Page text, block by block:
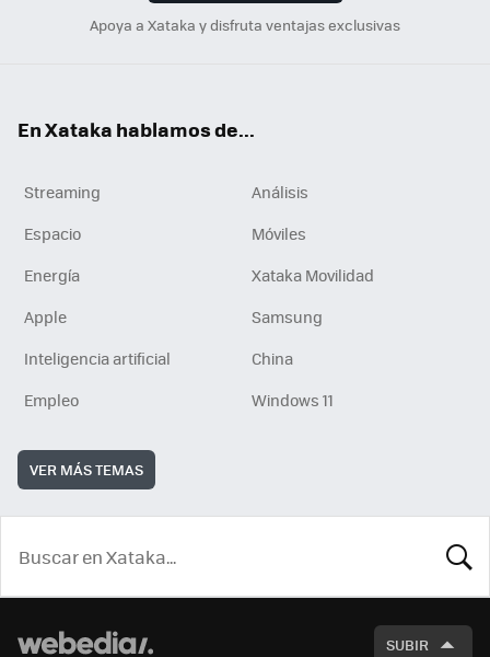
Apoya a Xataka y disfruta ventajas exclusivas
En Xataka hablamos de...
Streaming
Análisis
Espacio
Móviles
Energía
Xataka Movilidad
Apple
Samsung
Inteligencia artificial
China
Empleo
Windows 11
VER MÁS TEMAS
SUBIR